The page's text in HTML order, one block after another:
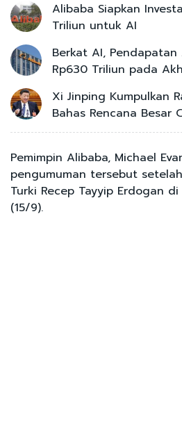
Alibaba Siapkan
Triliun untuk AI
Berkat AI, Pendapatan
Rp630 Triliun pada
Xi Jinping Kumpulkan
Bahas Rencana Besar
Pemimpin Alibaba, Michael
pengumuman tersebut
Turki Recep Tayyip Erdogan
(15/9).